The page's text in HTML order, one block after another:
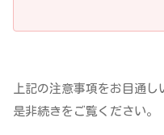
上記の注意事項をお目通
是非続きをご覧ください。